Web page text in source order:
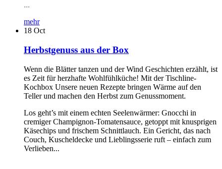
...
mehr
18 Oct
Herbstgenuss aus der Box
Wenn die Blätter tanzen und der Wind Geschichten erzählt, ist
es Zeit für herzhafte Wohlfühlküche! Mit der Tischline-
Kochbox Unsere neuen Rezepte bringen Wärme auf den
Teller und machen den Herbst zum Genussmoment.
Los geht’s mit einem echten Seelenwärmer: Gnocchi in
cremiger Champignon-Tomatensauce, getoppt mit knusprigen
Käsechips und frischem Schnittlauch. Ein Gericht, das nach
Couch, Kuscheldecke und Lieblingsserie ruft – einfach zum
Verlieben...